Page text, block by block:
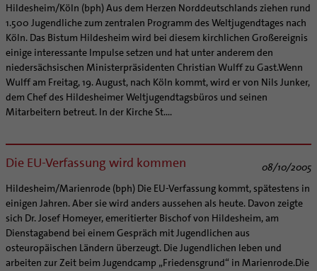
Hildesheim/Köln (bph) Aus dem Herzen Norddeutschlands ziehen rund
1.500 Jugendliche zum zentralen Programm des Weltjugendtages nach
Köln. Das Bistum Hildesheim wird bei diesem kirchlichen Großereignis
einige interessante Impulse setzen und hat unter anderem den
niedersächsischen Ministerpräsidenten Christian Wulff zu Gast.Wenn
Wulff am Freitag, 19. August, nach Köln kommt, wird er von Nils Junker,
dem Chef des Hildesheimer Weltjugendtagsbüros und seinen
Mitarbeitern betreut. In der Kirche St....
Die EU-Verfassung wird kommen
08/10/2005
Hildesheim/Marienrode (bph) Die EU-Verfassung kommt, spätestens in
einigen Jahren. Aber sie wird anders aussehen als heute. Davon zeigte
sich Dr. Josef Homeyer, emeritierter Bischof von Hildesheim, am
Dienstagabend bei einem Gespräch mit Jugendlichen aus
osteuropäischen Ländern überzeugt. Die Jugendlichen leben und
arbeiten zur Zeit beim Jugendcamp „Friedensgrund“ in Marienrode.Die